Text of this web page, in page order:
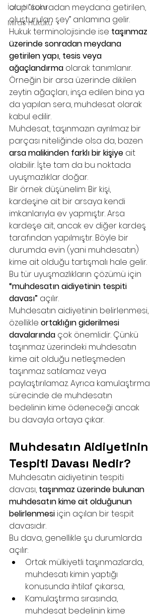
İcra Hukuku
Miras Hukuku
olup “sonradan meydana getirilen,
oluşturulan şey” anlamına gelir.
Hukuk terminolojisinde ise taşınmaz
üzerinde sonradan meydana
getirilen yapı, tesis veya
ağaçlandırma olarak tanımlanır.
Örneğin bir arsa üzerinde dikilen
zeytin ağaçları, inşa edilen bina ya
da yapılan sera, muhdesat olarak
kabul edilir.
Muhdesat, taşınmazın ayrılmaz bir
parçası niteliğinde olsa da, bazen
arsa malikinden farklı bir kişiye ait
olabilir. İşte tam da bu noktada
uyuşmazlıklar doğar.
Bir örnek düşünelim: Bir kişi,
kardeşine ait bir arsaya kendi
imkanlarıyla ev yapmıştır. Arsa
kardeşe ait, ancak ev diğer kardeş
tarafından yapılmıştır. Böyle bir
durumda evin (yani muhdesatın)
kime ait olduğu tartışmalı hale gelir.
Bu tür uyuşmazlıkların çözümü için
“muhdesatın aidiyetinin tespiti
davası” açılır.
Muhdesatın aidiyetinin belirlenmesi,
özellikle ortaklığın giderilmesi
davalarında çok önemlidir. Çünkü
taşınmaz üzerindeki muhdesatın
kime ait olduğu netleşmeden
taşınmaz satılamaz veya
paylaştırılamaz. Ayrıca kamulaştırma
sürecinde de muhdesatın
bedelinin kime ödeneceği ancak
bu davayla ortaya çıkar.
Muhdesatın Aidiyetinin
Tespiti Davası Nedir?
Muhdesatın aidiyetinin tespiti
davası, taşınmaz üzerinde bulunan
muhdesatın kime ait olduğunun
belirlenmesi için açılan bir tespit
davasıdır.
Bu dava, genellikle şu durumlarda
açılır:
Ortak mülkiyetli taşınmazlarda,
muhdesatı kimin yaptığı
konusunda ihtilaf çıkarsa,
Kamulaştırma sırasında,
muhdesat bedelinin kime